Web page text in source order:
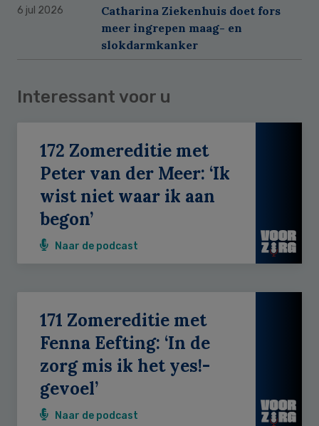
6 jul 2026
Catharina Ziekenhuis doet fors
meer ingrepen maag- en
slokdarmkanker
Interessant voor u
172 Zomereditie met
Peter van der Meer: ‘Ik
wist niet waar ik aan
begon’
Naar de podcast
171 Zomereditie met
Fenna Eefting: ‘In de
zorg mis ik het yes!-
gevoel’
Naar de podcast